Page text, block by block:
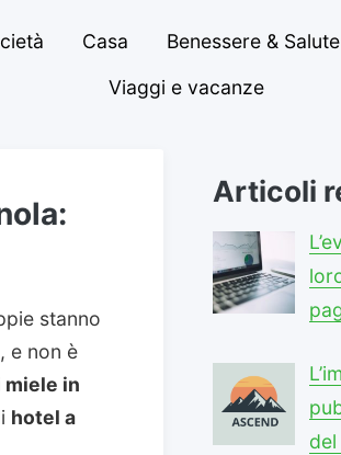
Casa Benessere & Salute
Viaggi e vacanze
stanno
, e non è
miele in
hotel a
Articoli